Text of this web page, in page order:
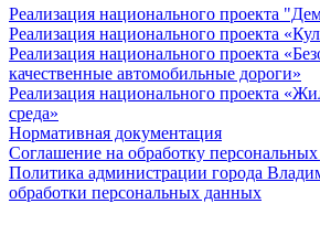
Реализация национального проекта
Реализация национального проекта
Реализация национального проекта
качественные автомобильные дороги»
Реализация национального проекта
среда»
Нормативная документация
Соглашение на обработку
Политика администрации города
обработки персональных данных